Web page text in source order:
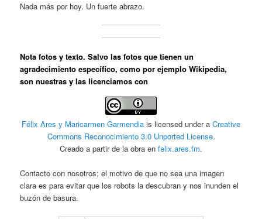
Nada más por hoy. Un fuerte abrazo.
Nota fotos y texto. Salvo las fotos que tienen un
agradecimiento específico, como por ejemplo Wikipedia,
son nuestras y las licenciamos con
Félix Ares y Maricarmen Garmendia is licensed under a Creative
Commons Reconocimiento 3.0 Unported License.
Creado a partir de la obra en felix.ares.fm.
Contacto con nosotros; el motivo de que no sea una imagen
clara es para evitar que los robots la descubran y nos inunden el
buzón de basura.